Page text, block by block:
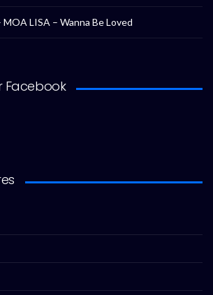
LISA – Wanna Be Loved
Facebook